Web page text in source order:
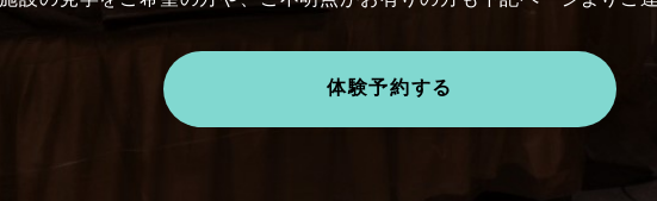
体験予約する